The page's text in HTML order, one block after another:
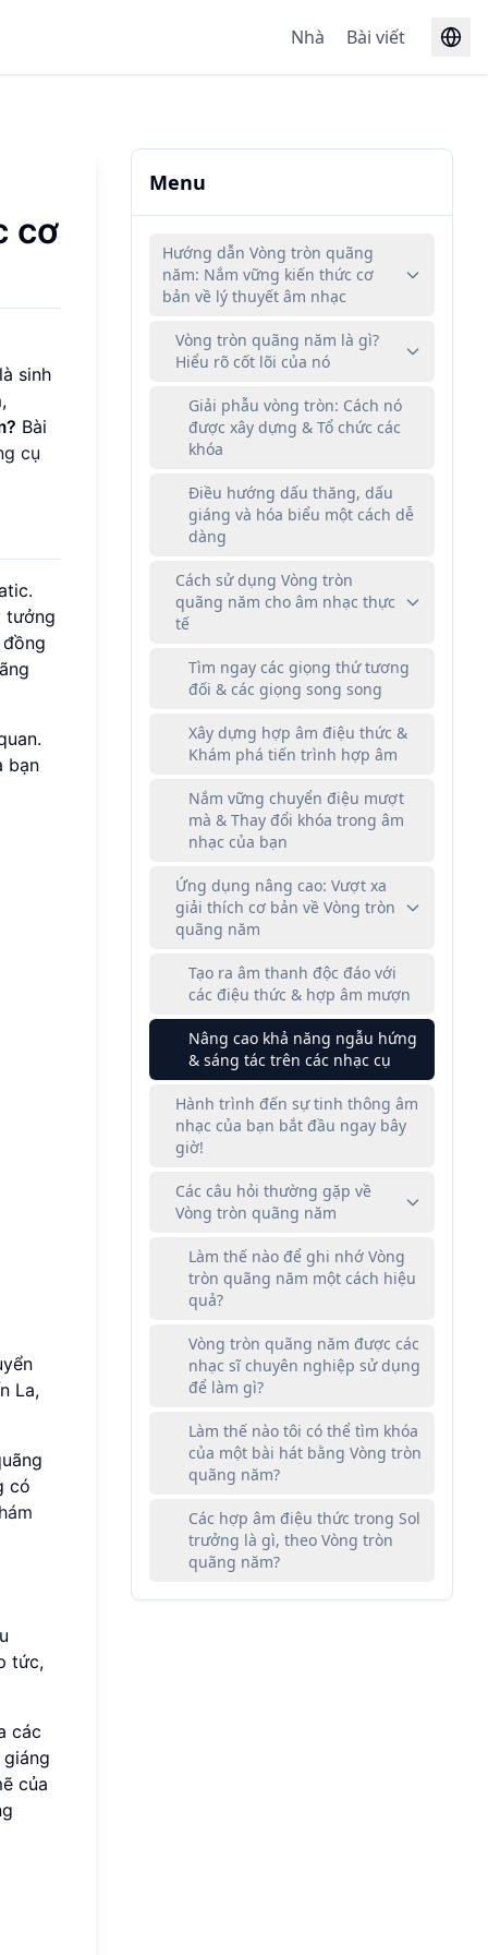
Nhà Bài viết
cơ
sinh
Bài
cụ
tưởng
bạn
La,
có
tức,
các
của
Menu
Hướng dẫn Vòng tròn quãng
năm: Nắm vững kiến thức cơ
bản về lý thuyết âm nhạc
Vòng tròn quãng năm là gì?
Hiểu rõ cốt lõi của nó
Giải phẫu vòng tròn: Cách nó
được xây dựng & Tổ chức các
khóa
Điều hướng dấu thăng, dấu
giáng và hóa biểu một cách dễ
dàng
Cách sử dụng Vòng tròn
quãng năm cho âm nhạc thực
tế
Tìm ngay các giọng thứ tương
đối & các giọng song song
Xây dựng hợp âm điệu thức &
Khám phá tiến trình hợp âm
Nắm vững chuyển điệu mượt
mà & Thay đổi khóa trong âm
nhạc của bạn
Ứng dụng nâng cao: Vượt xa
giải thích cơ bản về Vòng tròn
quãng năm
Tạo ra âm thanh độc đáo với
các điệu thức & hợp âm mượn
Nâng cao khả năng ngẫu hứng
& sáng tác trên các nhạc cụ
Hành trình đến sự tinh thông âm
nhạc của bạn bắt đầu ngay bây
giờ!
Các câu hỏi thường gặp về
Vòng tròn quãng năm
Làm thế nào để ghi nhớ Vòng
tròn quãng năm một cách hiệu
quả?
Vòng tròn quãng năm được các
nhạc sĩ chuyên nghiệp sử dụng
để làm gì?
Làm thế nào tôi có thể tìm khóa
của một bài hát bằng Vòng tròn
quãng năm?
Các hợp âm điệu thức trong Sol
trưởng là gì, theo Vòng tròn
quãng năm?